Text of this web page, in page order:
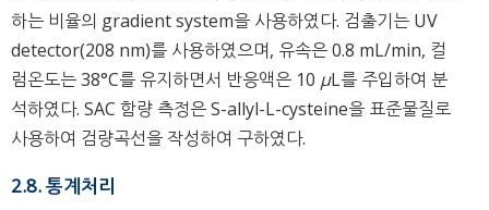
하는 비율의 gradient system을 사용하였다. 검출기는 UV
detector(208 nm)를 사용하였으며, 유속은 0.8 mL/min, 컬
럼온도는 38°C를 유지하면서 반응액은 10 μL를 주입하여 분
석하였다. SAC 함량 측정은 S-allyl-L-cysteine을 표준물질로
사용하여 검량곡선을 작성하여 구하였다.
2.8. 통계처리